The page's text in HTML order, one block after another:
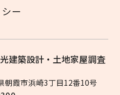
ー
建築設計・土地家屋調査
朝霞市浜崎3丁目12番10号